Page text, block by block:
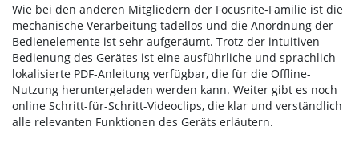
Wie bei den anderen Mitgliedern der Focusrite-Familie ist die
mechanische Verarbeitung tadellos und die Anordnung der
Bedienelemente ist sehr aufgeräumt. Trotz der intuitiven
Bedienung des Gerätes ist eine ausführliche und sprachlich
lokalisierte PDF-Anleitung verfügbar, die für die Offline-
Nutzung heruntergeladen werden kann. Weiter gibt es noch
online Schritt-für-Schritt-Videoclips, die klar und verständlich
alle relevanten Funktionen des Geräts erläutern.